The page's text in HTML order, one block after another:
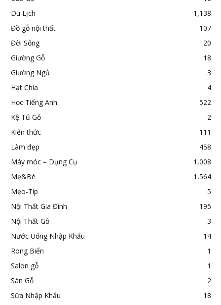
Du Lịch
1,138
Đồ gỗ nội thất
107
Đời Sống
20
Giường Gỗ
18
Giường Ngủ
3
Hạt Chia
4
Học Tiếng Anh
522
Kệ Tủ Gỗ
2
Kiến thức
111
Làm đẹp
458
Máy móc – Dụng Cụ
1,008
Mẹ&Bé
1,564
Mẹo-Típ
5
Nội Thất Gia Đình
195
Nội Thất Gỗ
3
Nước Uống Nhập Khẩu
14
Rong Biển
1
Salon gỗ
1
Sàn Gỗ
2
Sữa Nhập Khẩu
18